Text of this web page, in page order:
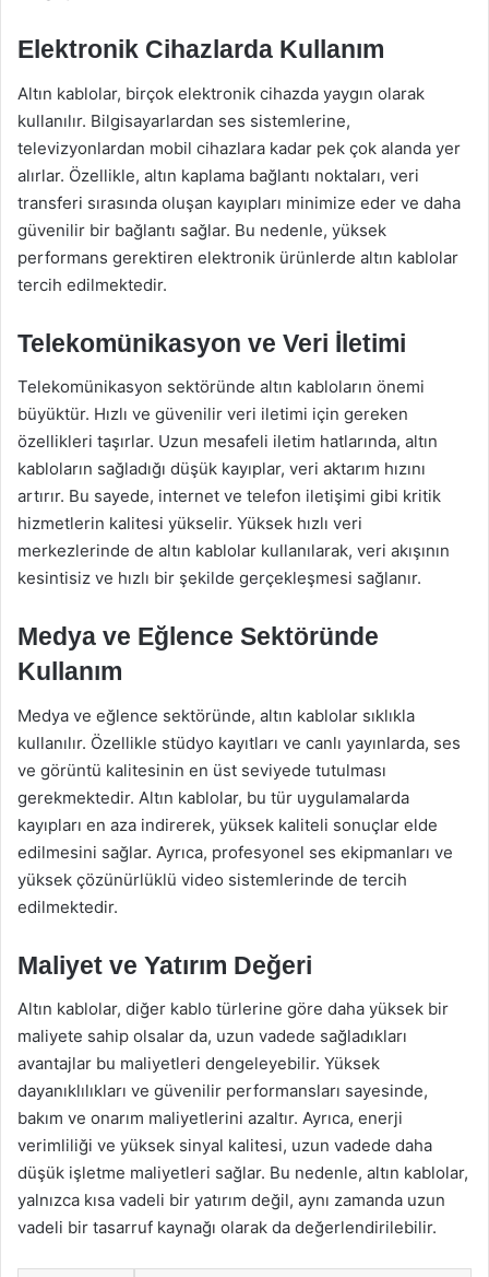
Elektronik Cihazlarda Kullanım
Altın kablolar, birçok elektronik cihazda yaygın olarak
kullanılır. Bilgisayarlardan ses sistemlerine,
televizyonlardan mobil cihazlara kadar pek çok alanda yer
alırlar. Özellikle, altın kaplama bağlantı noktaları, veri
transferi sırasında oluşan kayıpları minimize eder ve daha
güvenilir bir bağlantı sağlar. Bu nedenle, yüksek
performans gerektiren elektronik ürünlerde altın kablolar
tercih edilmektedir.
Telekomünikasyon ve Veri İletimi
Telekomünikasyon sektöründe altın kabloların önemi
büyüktür. Hızlı ve güvenilir veri iletimi için gereken
özellikleri taşırlar. Uzun mesafeli iletim hatlarında, altın
kabloların sağladığı düşük kayıplar, veri aktarım hızını
artırır. Bu sayede, internet ve telefon iletişimi gibi kritik
hizmetlerin kalitesi yükselir. Yüksek hızlı veri
merkezlerinde de altın kablolar kullanılarak, veri akışının
kesintisiz ve hızlı bir şekilde gerçekleşmesi sağlanır.
Medya ve Eğlence Sektöründe
Kullanım
Medya ve eğlence sektöründe, altın kablolar sıklıkla
kullanılır. Özellikle stüdyo kayıtları ve canlı yayınlarda, ses
ve görüntü kalitesinin en üst seviyede tutulması
gerekmektedir. Altın kablolar, bu tür uygulamalarda
kayıpları en aza indirerek, yüksek kaliteli sonuçlar elde
edilmesini sağlar. Ayrıca, profesyonel ses ekipmanları ve
yüksek çözünürlüklü video sistemlerinde de tercih
edilmektedir.
Maliyet ve Yatırım Değeri
Altın kablolar, diğer kablo türlerine göre daha yüksek bir
maliyete sahip olsalar da, uzun vadede sağladıkları
avantajlar bu maliyetleri dengeleyebilir. Yüksek
dayanıklılıkları ve güvenilir performansları sayesinde,
bakım ve onarım maliyetlerini azaltır. Ayrıca, enerji
verimliliği ve yüksek sinyal kalitesi, uzun vadede daha
düşük işletme maliyetleri sağlar. Bu nedenle, altın kablolar,
yalnızca kısa vadeli bir yatırım değil, aynı zamanda uzun
vadeli bir tasarruf kaynağı olarak da değerlendirilebilir.